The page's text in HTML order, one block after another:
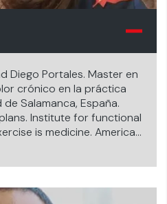
Diego Portales. Master en
crónico en la práctica
Salamanca, España.
Institute for functional
is medicine. America